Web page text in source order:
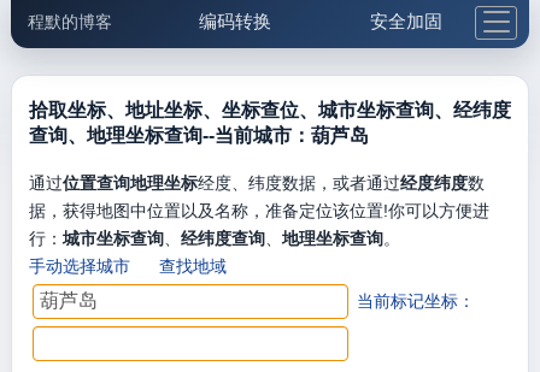
程默的博客 编码转换 安全加固
邮件工具 生活便民 更多工具
拾取坐标、地址坐标、坐标查位、城市坐标查询、经纬度
查询、地理坐标查询--当前城市：葫芦岛
通过位置查询地理坐标经度、纬度数据，或者通过经度纬度数
据，获得地图中位置以及名称，准备定位该位置!你可以方便进
行： 城市坐标查询、 经纬度查询、 地理坐标查询。
手动选择城市
查找地域
当前标记坐标：